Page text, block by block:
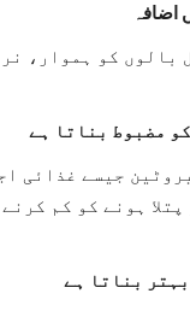
بالوں کو ہموار،
جیسے غذائی
ہونے کو کم